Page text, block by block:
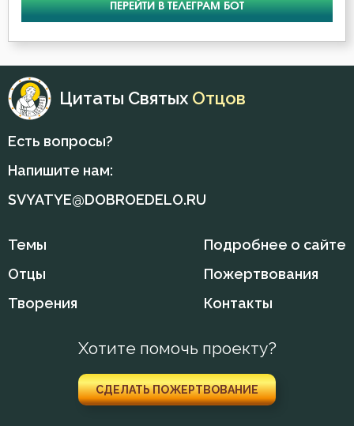
Воспитание
Гнев
Гордость
Грех
Добро
Добродетель
Дух Святой
Духовная жизнь
Киприан Карфагенский
Макарий Великий
Максим Исповедник
Никодим Святогорец
Нил Синайский
Поликарп Смирнский
ПЕРЕЙТИ В ТЕЛЕГРАМ БОТ
Цитаты Святых Отцов
Есть вопросы?
Напишите нам:
SVYATYE@DOBROEDELO.RU
Темы
Отцы
Творения
Подробнее о сайте
Пожертвования
Контакты
Хотите помочь проекту?
СДЕЛАТЬ ПОЖЕРТВОВАНИЕ